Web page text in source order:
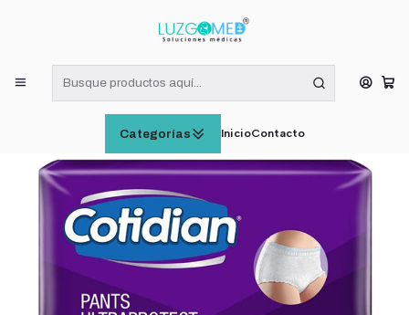
Categorías InicioContacto
¡RECIBE HOY! COMPRAS DE LUNES A VIERNES HASTA LAS 16:00
Inicio
CUIDADO E HIGIENE PERSONAL
Pañales Cotidian Pants Ultraprotect Incontinencia Fuerte Talla
G/XG x16